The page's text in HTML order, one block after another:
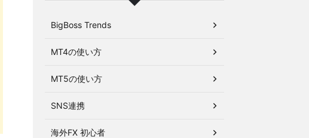
BigBoss Trends
MT4の使い方
MT5の使い方
SNS連携
海外FX 初心者